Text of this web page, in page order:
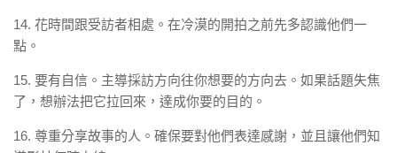
14. 花時間跟受訪者相處。在冷漠的開拍之前先多認識他們一
點。
15. 要有自信。主導採訪方向往你想要的方向去。如果話題失焦
了，想辦法把它拉回來，達成你要的目的。
16. 尊重分享故事的人。確保要對他們表達感謝，並且讓他們知